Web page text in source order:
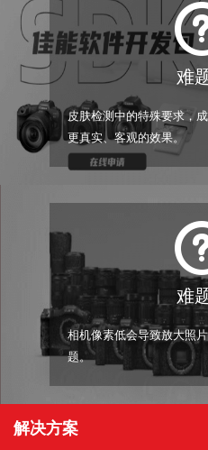
难
皮肤检测中的特殊要求，
更真实、客观的效果。
难
相机像素低会导致放大照
题。
解决方案